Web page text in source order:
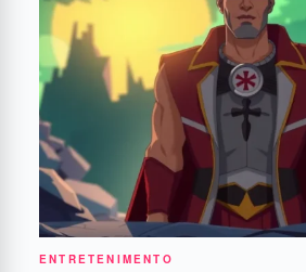
ENTRETENIMENTO